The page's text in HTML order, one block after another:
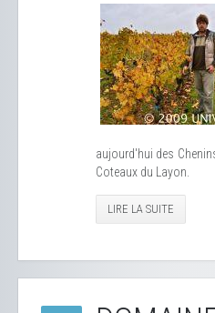
aujourd'hui des
Coteaux du Layon.
LIRE LA SUITE